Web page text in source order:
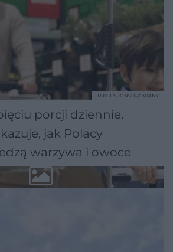
porcji dziennie.
jak Polacy
warzywa i owoce
TEKST SPONSOROWANY